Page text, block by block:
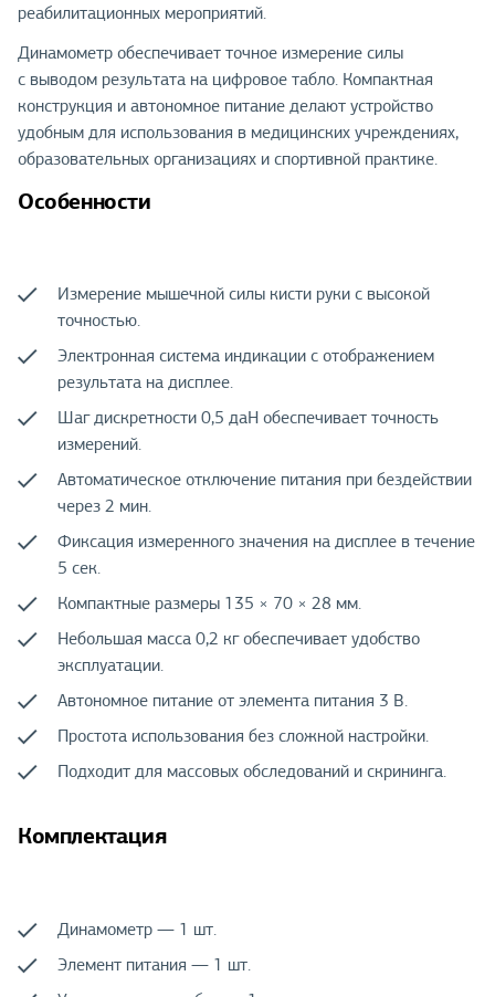
реабилитационных мероприятий.
Динамометр обеспечивает точное измерение силы
с выводом результата на цифровое табло. Компактная
конструкция и автономное питание делают устройство
удобным для использования в медицинских учреждениях,
образовательных организациях и спортивной практике.
Особенности
Измерение мышечной силы кисти руки с высокой
точностью.
Электронная система индикации с отображением
результата на дисплее.
Шаг дискретности 0,5 даН обеспечивает точность
измерений.
Автоматическое отключение питания при бездействии
через 2 мин.
Фиксация измеренного значения на дисплее в течение
5 сек.
Компактные размеры 135 × 70 × 28 мм.
Небольшая масса 0,2 кг обеспечивает удобство
эксплуатации.
Автономное питание от элемента питания 3 В.
Простота использования без сложной настройки.
Подходит для массовых обследований и скрининга.
Комплектация
Динамометр — 1 шт.
Элемент питания — 1 шт.